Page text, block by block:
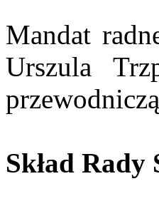
Mandat
Urszula
Skład Rady